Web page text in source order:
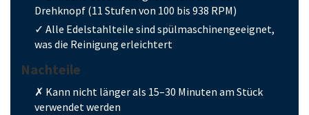
Drehknopf (11 Stufen von 100 bis 938 RPM)
✓ Alle Edelstahlteile sind spülmaschinengeeignet,
was die Reinigung erleichtert
Nachteile
✗ Kann nicht länger als 15–30 Minuten am Stück
verwendet werden